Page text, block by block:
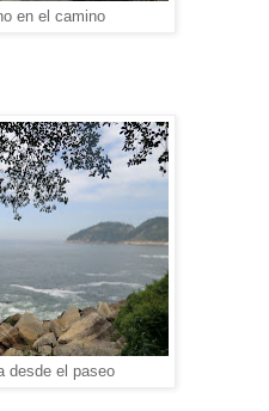
en el camino
desde el paseo